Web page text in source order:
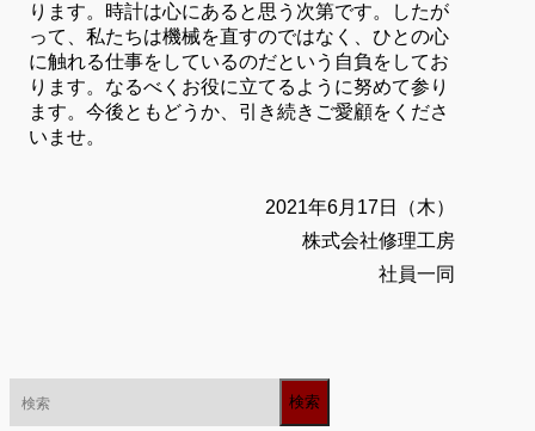
ります。時計は心にあると思う次第です。したが
って、私たちは機械を直すのではなく、ひとの心
に触れる仕事をしているのだという自負をしてお
ります。なるべくお役に立てるように努めて参り
ます。今後ともどうか、引き続きご愛顧をくださ
いませ。
2021年6月17日（木）
株式会社修理工房
社員一同